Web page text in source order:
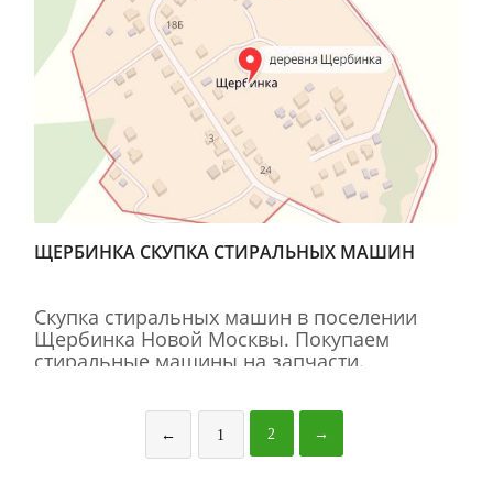
ЩЕРБИНКА СКУПКА СТИРАЛЬНЫХ МАШИН
Скупка стиральных машин в поселении
Щербинка Новой Москвы. Покупаем
стиральные машины на запчасти.
← 1 2 →